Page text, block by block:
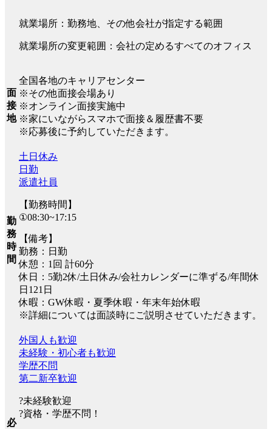
就業場所：勤務地、その他会社が指定する範囲
就業場所の変更範囲：会社の定めるすべてのオフィス
面
接
地
全国各地のキャリアセンター
※その他面接会場あり
※オンライン面接実施中
※家にいながらスマホで面接＆履歴書不要
※応募後に予約していただきます。
勤
務
時
間
土日休み
日勤
派遣社員
【勤務時間】
①08:30~17:15
【備考】
勤務：日勤
休憩：1回 計60分
休日：5勤2休/土日休み/会社カレンダーに準ずる/年間休
日121日
休暇：GW休暇・夏季休暇・年末年始休暇
※詳細については面談時にご説明させていただきます。
必
外国人も歓迎
未経験・初心者も歓迎
学歴不問
第二新卒歓迎
?未経験歓迎
?資格・学歴不問！